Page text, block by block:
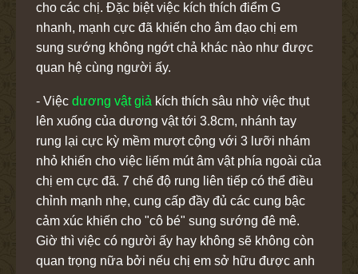
cho các chị. Đặc biệt việc kích thích điểm G
nhanh, mạnh cực đã khiến cho âm đạo chị em
sung sướng không ngớt chả khác nào như được
quan hệ cùng người ấy.
- Việc dương vật giả kích thích sâu nhờ việc thụt
lên xuống của dương vật tới 3.8cm, nhánh tay
rung lại cực kỳ mềm mượt cộng với 3 lưỡi nhám
nhỏ khiến cho việc liếm mút âm vật phía ngoài của
chị em cực đã. 7 chế độ rung liên tiếp có thể điều
chỉnh mạnh nhẹ, cung cấp đầy đủ các cung bậc
cảm xúc khiến cho "cô bé" sung sướng đê mê.
Giờ thì việc có người ấy hay không sẽ không còn
quan trọng nữa bởi nếu chị em sở hữu được anh